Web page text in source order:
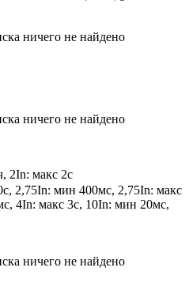
ничего не найдено
ничего не найдено
2In: макс 2с
2,75In: мин 400мс, 2,75In: макс
4In: макс 3с, 10In: мин 20мс,
ничего не найдено